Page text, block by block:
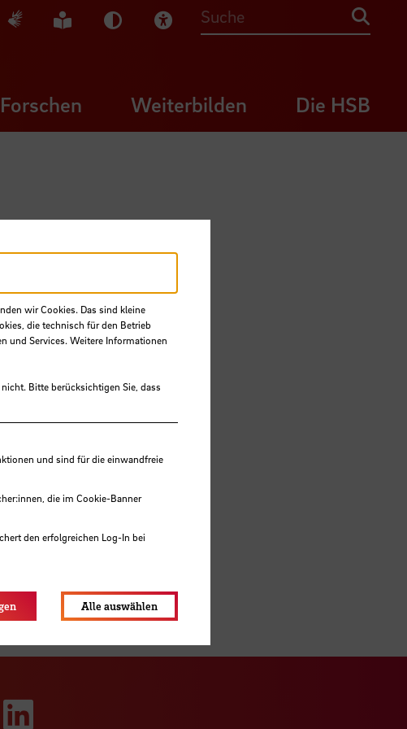
Deutsche Gebärdensprache
Leichte Sprache
Dunkel-Modus
Visuelle Hilfe
Suche
Forschen Weiterbilden Die HSB
für
Präsenz
es
als
Seite
Xing Seite
Zu unserer LinkedIn Seite
wir Cookies. Das sind kleine
die technisch für den Betrieb
und Services. Weitere Informationen
Bitte berücksichtigen Sie, dass
und sind für die einwandfreie
die im Cookie-Banner
den erfolgreichen Log-In bei
Alle auswählen